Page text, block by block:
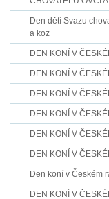
Den dětí Svazu
a koz
DEN KONÍ V
DEN KONÍ V
DEN KONÍ V
DEN KONÍ V
DEN KONÍ V
DEN KONÍ V
Den koní v Českém
DEN KONÍ V